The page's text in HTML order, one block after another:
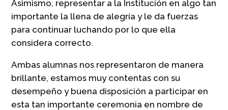
Asimismo, representar a la Institución en algo tan
importante la llena de alegría y le da fuerzas
para continuar luchando por lo que ella
considera correcto.
Ambas alumnas nos representaron de manera
brillante, estamos muy contentas con su
desempeño y buena disposición a participar en
esta tan importante ceremonia en nombre de